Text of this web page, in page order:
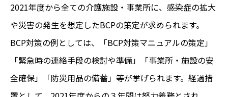
2021年度から全ての介護施設・事業所に、感染症の拡大
や災害の発生を想定したBCPの策定が求められます。
BCP対策の例としては、「BCP対策マニュアルの策定」
「緊急時の連絡手段の検討や準備」「事業所・施設の安
全確保」「防災用品の備蓄」等が挙げられます。経過措